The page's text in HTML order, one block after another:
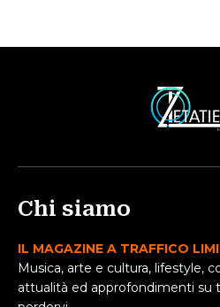
Chi siamo
IL MAGAZINE A TRAFFICO
Musica, arte e cultura, lifestyle,
attualità ed approfondimenti